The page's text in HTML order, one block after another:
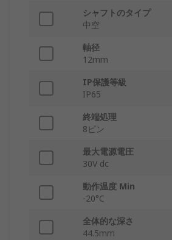
シャフトのタイプ
中空
軸径
12mm
IP保護等級
IP65
終端処理
8ピン
最大電源電圧
30V dc
動作温度 Min
-20°C
全体的な深さ
44.5mm